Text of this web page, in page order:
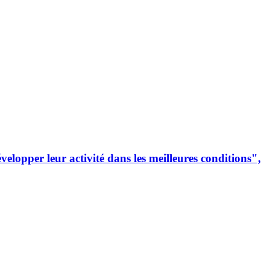
leur activité dans les meilleures conditions",